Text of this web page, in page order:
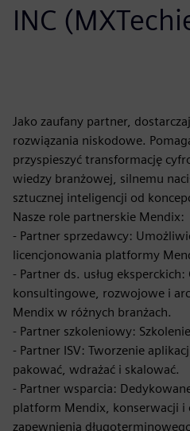
INC
Jako zaufany partner,
rozwiązania niskodowe.
przyspieszyć transformację
wiedzy branżowej, silnemu
sztucznej inteligencji od
Nasze role partnerskie Mendix:
- Partner sprzedawcy:
licencjonowania platformy
- Partner ds. usług
konsultingowe, rozwojowe i
Mendix w różnych branżach.
- Partner szkoleniowy:
- Partner ISV: Tworzenie
pakować, wdrażać i skalować.
- Partner wsparcia:
platform Mendix, konserwacji i
zapewnienia